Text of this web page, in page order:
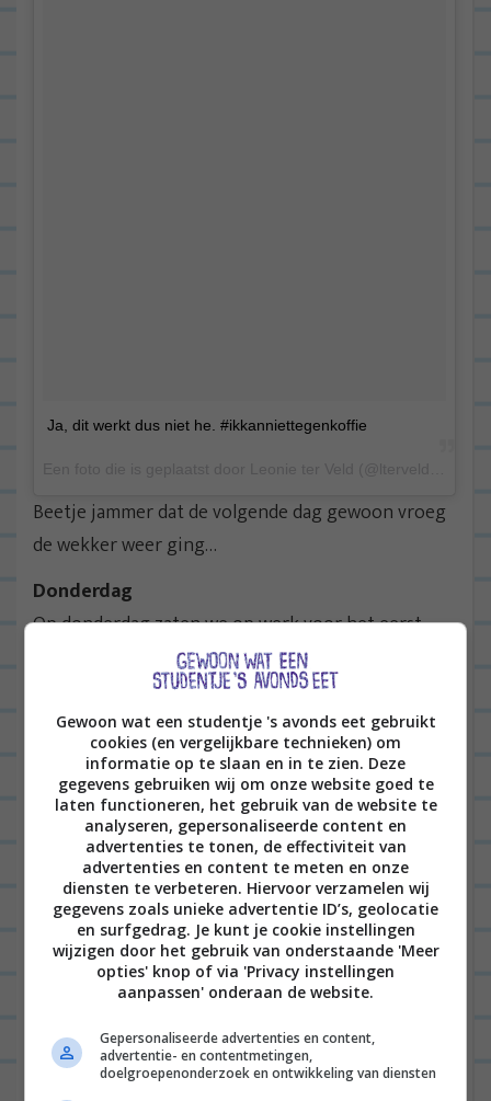
Ja, dit werkt dus niet he. #ikkanniettegenkoffie
Beetje jammer dat de volgende dag gewoon vroeg
de wekker weer ging…
Donderdag
Op donderdag zaten we op werk voor het eerst
sinds 1 mei (mijn begindatum) met de hele redactie
op kantoor. Gezellig! We maakten van de
gelegenheid gebruik en gingen samen
brainstormen voor de toekomst van Vrouwen.nl én
gingen natuurlijk even met elkaar op de foto;
unieke gebeurtenis, iedereen bij elkaar.
Gewoon wat een studentje 's avonds eet gebruikt
cookies (en vergelijkbare technieken) om
informatie op te slaan en in te zien. Deze
gegevens gebruiken wij om onze website goed te
laten functioneren, het gebruik van de website te
analyseren, gepersonaliseerde content en
advertenties te tonen, de effectiviteit van
advertenties en content te meten en onze
diensten te verbeteren. Hiervoor verzamelen wij
gegevens zoals unieke advertentie ID’s, geolocatie
en surfgedrag. Je kunt je cookie instellingen
wijzigen door het gebruik van onderstaande 'Meer
opties' knop of via 'Privacy instellingen
aanpassen' onderaan de website.
Gepersonaliseerde advertenties en content,
advertentie- en contentmetingen,
doelgroepenonderzoek en ontwikkeling van diensten